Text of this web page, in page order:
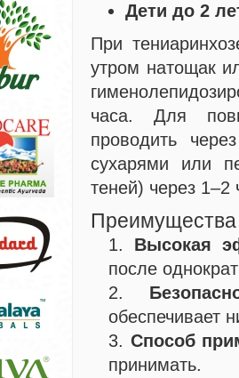
Дети до 2
При
утром натощак
часа. Для
проводить
сухарями или
теней) через
Высокая
после
обеспечивает
Способ
принимать.